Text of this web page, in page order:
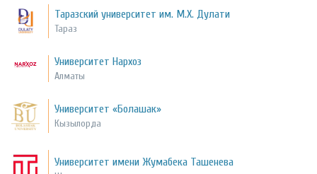
Таразский университет им. М.Х. Дулати
Тараз
Университет Нархоз
Алматы
Университет «Болашак»
Кызылорда
Университет имени Жумабека Ташенева